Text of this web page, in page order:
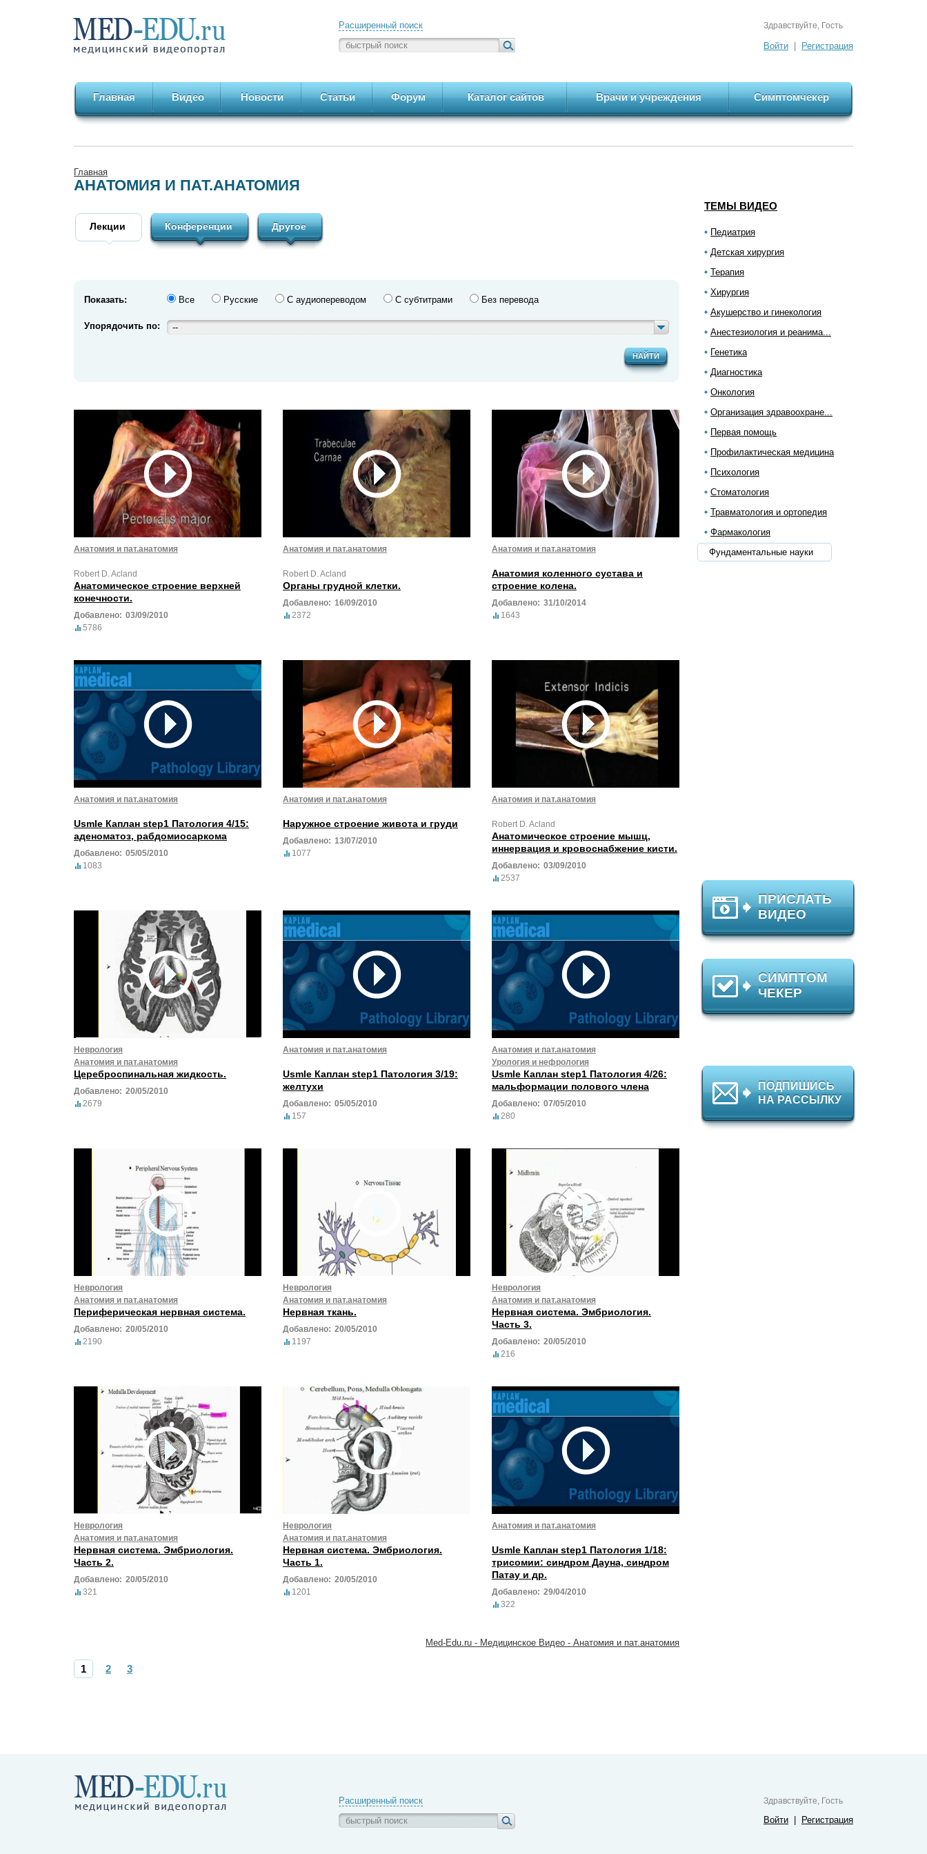
Расширенный поиск Здравствуйте, Гость
Войти Регистрация
Главная Видео Новости Статьи Форум Каталог сайтов Врачи и учреждения Симптомчекер
ТЕМЫ ВИДЕО
Педиатрия
Детская хирургия
Терапия
Хирургия
Акушерство и гинекология
Анестезиология и реанима...
Генетика
Диагностика
Онкология
Организация здравоохране...
Первая помощь
Профилактическая медицина
Психология
Стоматология
Травматология и ортопедия
Фармакология
Фундаментальные науки
ПРИСЛАТЬ
ВИДЕО
СИМПТОМ
ЧЕКЕР
ПОДПИШИСЬ
НА РАССЫЛКУ
Главная
АНАТОМИЯ И ПАТ.АНАТОМИЯ
Лекции Конференции Другое
Показать: Все Русские С аудиопереводом С субтитрами Без перевода
Упорядочить по: --
НАЙТИ
Анатомия и пат.анатомия
Robert D. Acland
Анатомическое строение верхней
конечности.
Добавлено: 03/09/2010
5786
Анатомия и пат.анатомия
Robert D. Acland
Органы грудной клетки.
Добавлено: 16/09/2010
2372
Анатомия и пат.анатомия
Анатомия коленного сустава и
строение колена.
Добавлено: 31/10/2014
1643
Анатомия и пат.анатомия
Usmle Каплан step1 Патология 4/15:
аденоматоз, рабдомиосаркома
Добавлено: 05/05/2010
1083
Анатомия и пат.анатомия
Наружное строение живота и груди
Добавлено: 13/07/2010
1077
Анатомия и пат.анатомия
Robert D. Acland
Анатомическое строение мышц,
иннервация и кровоснабжение кисти.
Добавлено: 03/09/2010
2537
Неврология
Анатомия и пат.анатомия
Цереброспинальная жидкость.
Добавлено: 20/05/2010
2679
Анатомия и пат.анатомия
Usmle Каплан step1 Патология 3/19:
желтухи
Добавлено: 05/05/2010
157
Анатомия и пат.анатомия
Урология и нефрология
Usmle Каплан step1 Патология 4/26:
мальформации полового члена
Добавлено: 07/05/2010
280
Неврология
Анатомия и пат.анатомия
Периферическая нервная система.
Добавлено: 20/05/2010
2190
Неврология
Анатомия и пат.анатомия
Нервная ткань.
Добавлено: 20/05/2010
1197
Неврология
Анатомия и пат.анатомия
Нервная система. Эмбриология.
Часть 3.
Добавлено: 20/05/2010
216
Неврология
Анатомия и пат.анатомия
Нервная система. Эмбриология.
Часть 2.
Добавлено: 20/05/2010
321
Неврология
Анатомия и пат.анатомия
Нервная система. Эмбриология.
Часть 1.
Добавлено: 20/05/2010
1201
Анатомия и пат.анатомия
Usmle Каплан step1 Патология 1/18:
трисомии: синдром Дауна, синдром
Патау и др.
Добавлено: 29/04/2010
322
Med-Edu.ru - Медицинское Видео - Анатомия и пат.анатомия
1 2 3
Расширенный поиск Здравствуйте, Гость
Войти Регистрация